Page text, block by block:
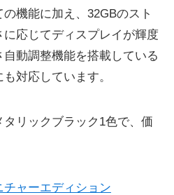
機能に加え、32GBのスト
応じてディスプレイが輝度
動調整機能を搭載している
対応しています。
リックブラック1色で、価
ャーエディション